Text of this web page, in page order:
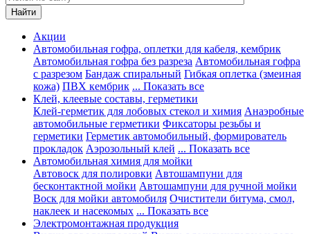
Акции
Автомобильная гофра, оплетки для кабеля, кембрик
Автомобильная гофра без разреза Автомобильная гофра
с разрезом Бандаж спиральный Гибкая оплетка (змеиная
кожа) ПВХ кембрик ... Показать все
Клей, клеевые составы, герметики
Клей-герметик для лобовых стекол и химия Анаэробные
автомобильные герметики Фиксаторы резьбы и
герметики Герметик автомобильный, формирователь
прокладок Аэрозольный клей ... Показать все
Автомобильная химия для мойки
Автовоск для полировки Автошампуни для
бесконтактной мойки Автошампуни для ручной мойки
Воск для мойки автомобиля Очистители битума, смол,
наклеек и насекомых ... Показать все
Электромонтажная продукция